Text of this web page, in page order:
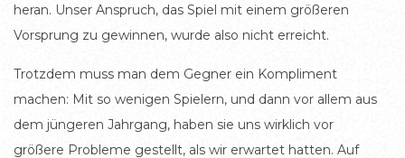
heran. Unser Anspruch, das Spiel mit einem größeren
Vorsprung zu gewinnen, wurde also nicht erreicht.
Trotzdem muss man dem Gegner ein Kompliment
machen: Mit so wenigen Spielern, und dann vor allem aus
dem jüngeren Jahrgang, haben sie uns wirklich vor
größere Probleme gestellt, als wir erwartet hatten. Auf